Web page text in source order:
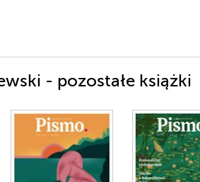
- pozostałe książki